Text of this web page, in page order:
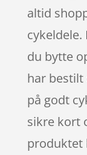
altid
du bytte
har bestilt
på godt
sikre kort
produktet